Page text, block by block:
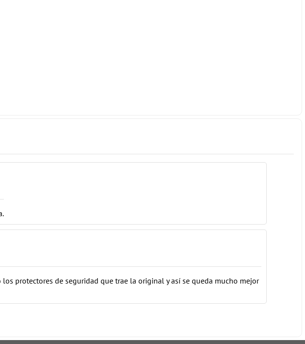
protectores de seguridad que trae la original y así se queda mucho mejor